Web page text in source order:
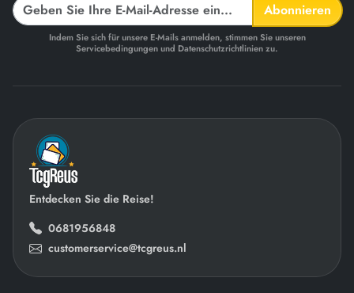
Abonnieren
Indem Sie sich für unsere E-Mails anmelden, stimmen Sie unseren
Servicebedingungen und Datenschutzrichtlinien zu.
Entdecken Sie die Reise!
0681956848
customerservice@tcgreus.nl